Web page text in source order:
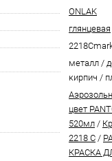
ONLAK
глянцевая
металл /
кирпич /
цвет
520мл /
2218 C /
КРАСКА